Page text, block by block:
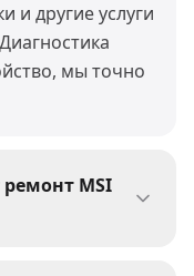
и другие услуги
мы точно
MSI